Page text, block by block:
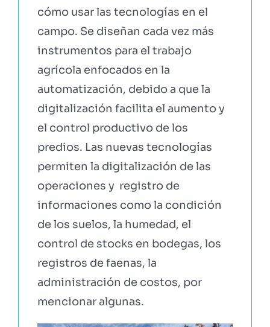
EBOOKS Y RECURSOS
PRUÉBALO GRATIS
cómo usar las tecnologías en el
campo. Se diseñan cada vez más
instrumentos para el trabajo
agrícola enfocados en la
automatización, debido a que la
digitalización facilita el aumento y
el control productivo de los
predios. Las nuevas tecnologías
permiten la digitalización de las
operaciones y registro de
informaciones como la condición
de los suelos, la humedad, el
control de stocks en bodegas, los
registros de faenas, la
administración de costos, por
mencionar algunas.